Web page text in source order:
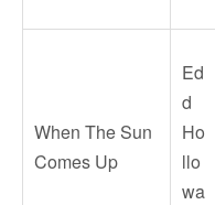
When The Sun
Comes Up
Ed
d
Ho
llo
wa